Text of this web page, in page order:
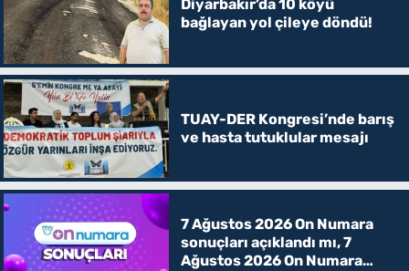
Diyarbakır’da 10 köyü
bağlayan yol çileye döndü!
TUAY-DER Kongresi’nde barış
ve hasta tutuklular mesajı
7 Ağustos 2026 On Numara
sonuçları açıklandı mı, 7
Ağustos 2026 On Numara